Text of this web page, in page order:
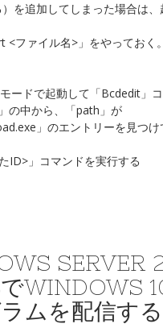
を追加してしまった場合は
ファイル名>」をやってお
ードで起動して「Bcdedit」
の中から、「path」が
」のエントリーを見つ
ID>」コマンドを実行する
SERVER
WINDOWS
ムを配信す